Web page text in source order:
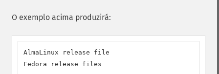
O exemplo acima produzirá:
AlmaLinux release file
Fedora release files